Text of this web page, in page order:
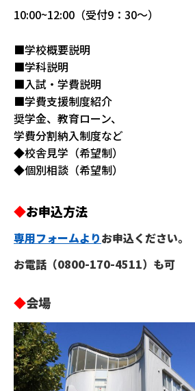
10:00~12:00（受付9：30～）
■学校概要説明
■学科説明
■入試・学費説明
■学費支援制度紹介
奨学金、教育ローン、
学費分割納入制度など
◆校舎見学（希望制）
◆個別相談（希望制）
◆お申込方法
専用フォームよりお申込ください。
お電話（0800-170-4511）も可
◆会場